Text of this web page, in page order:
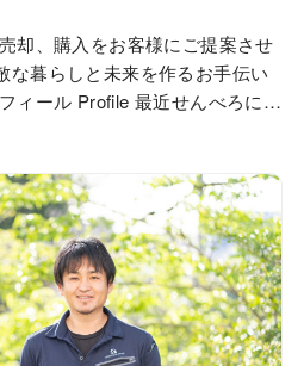
却、購入をお客様にご提案させ
な暮らしと未来を作るお手伝い
ィール Profile 最近せんべろにハ
をする角打ちに似てますが、せ
…